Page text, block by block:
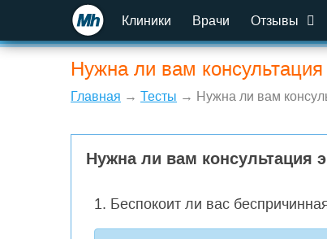
Клиники Врачи Отзывы
Нужна ли вам консультация
Главная → Тесты → Нужна ли вам
Нужна ли вам консультация
1. Беспокоит ли вас